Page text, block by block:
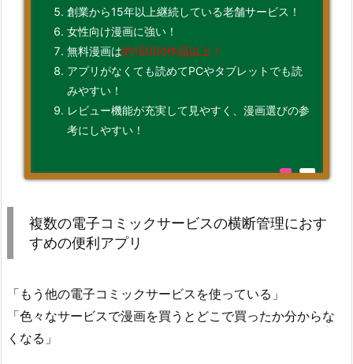
創業から15年以上継続している老舗サービス！
女性向け漫画に強い！
無料漫画は約15000作品以上！
アプリがなくても読めてPCやタブレットでも読
みやすい！
レビュー機能が充実して見やすく、漫画選びの参
考にしやすい！
複数の電子コミックサービスの横断管理におす
すめの便利アプリ
「もう他の電子コミックサービスを使っている」
「色々なサービスで漫画を買うとどこで買ったか分からな
くなる」